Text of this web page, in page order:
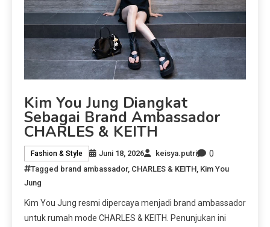
Kim You Jung Diangkat
Sebagai Brand Ambassador
CHARLES & KEITH
Fashion & Style Juni 18, 2026 keisya.putri 0
Tagged brand ambassador, CHARLES & KEITH Kim You
Jung
Kim You Jung resmi dipercaya menjadi brand ambassador
untuk rumah mode CHARLES & KEITH. Penunjukan ini